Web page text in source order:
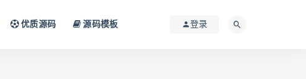
优质源码 源码模板 登录